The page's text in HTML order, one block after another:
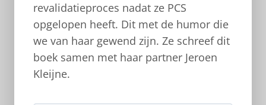
revalidatieproces nadat ze PCS
opgelopen heeft. Dit met de humor die
we van haar gewend zijn. Ze schreef dit
boek samen met haar partner Jeroen
Kleijne.